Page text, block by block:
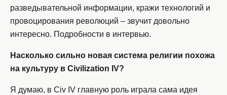
разведывательной информации, кражи технологий и
провоцирования революций – звучит довольно
интересно. Подробности в интервью.
Насколько сильно новая система религии похожа
на культуру в Civilization IV?
Я думаю, в Civ IV главную роль играла сама идея